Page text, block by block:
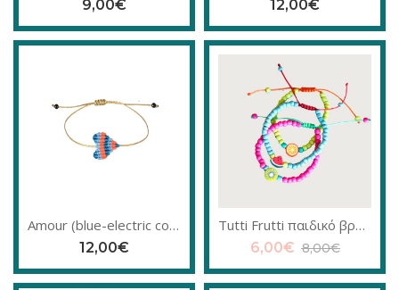
9,00€ 12,00€
Amour (blue-electric coral) μακραμέ Βραχιόλι
12,00€
Tutti Frutti παιδικό βραχιόλι ποδιού
8,00€
6,00€